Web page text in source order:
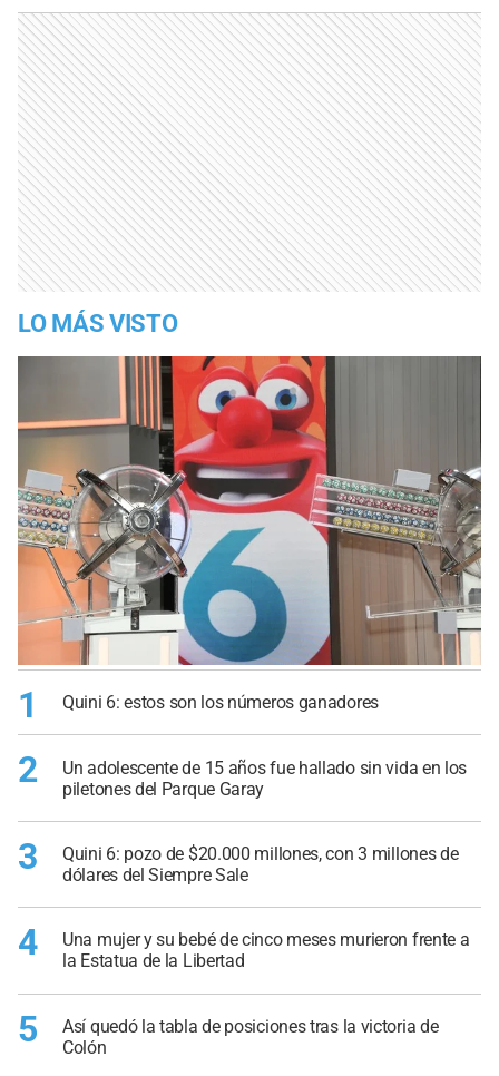
LO MÁS VISTO
1 Quini 6: estos son los números ganadores
2
Un adolescente de 15 años fue hallado sin vida en los
piletones del Parque Garay
3
Quini 6: pozo de $20.000 millones, con 3 millones de
dólares del Siempre Sale
4
Una mujer y su bebé de cinco meses murieron frente a
la Estatua de la Libertad
5
Así quedó la tabla de posiciones tras la victoria de
Colón